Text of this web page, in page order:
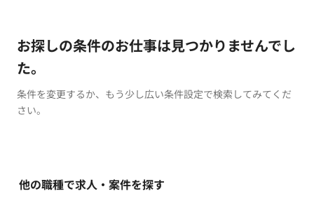
お探しの条件のお仕事は見つかりませんでし
た。
条件を変更するか、もう少し広い条件設定で検索してみてくだ
さい。
他の職種で求人・案件を探す